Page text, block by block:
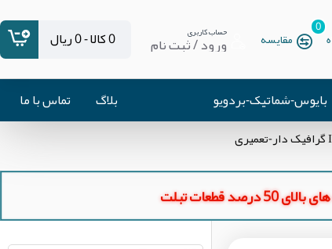
مقایسه
0 حساب کاربری
ورود / ثبت نام 0 کالا - 0 ریال
بایوس-شماتیک-بردویو بلاگ تماس با ما
درصد قطعات تبلت